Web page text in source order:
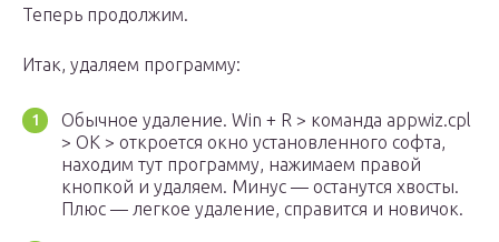
Теперь продолжим.
Итак, удаляем программу:
Обычное удаление. Win + R > команда appwiz.cpl
> OK > откроется окно установленного софта,
находим тут программу, нажимаем правой
кнопкой и удаляем. Минус — останутся хвосты.
Плюс — легкое удаление, справится и новичок.